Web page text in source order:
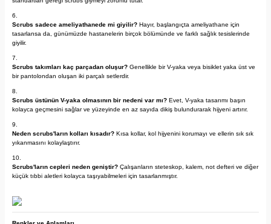
Scrubs sadece ameliyathanede mi giyilir? Hayır, başlangıçta ameliyathane için
tasarlansa da, günümüzde hastanelerin birçok bölümünde ve farklı sağlık tesislerinde
giyilir.
Scrubs takımları kaç parçadan oluşur? Genellikle bir V-yaka veya bisiklet yaka üst ve
bir pantolondan oluşan iki parçalı setlerdir.
Scrubs üstünün V-yaka olmasının bir nedeni var mı? Evet, V-yaka tasarımı başın
kolayca geçmesini sağlar ve yüzeyinde en az sayıda dikiş bulundurarak hijyeni artırır.
Neden scrubs'ların kolları kısadır? Kısa kollar, kol hijyenini korumayı ve ellerin sık sık
yıkanmasını kolaylaştırır.
Scrubs'ların cepleri neden geniştir? Çalışanların steteskop, kalem, not defteri ve diğer
küçük tıbbi aletleri kolayca taşıyabilmeleri için tasarlanmıştır.